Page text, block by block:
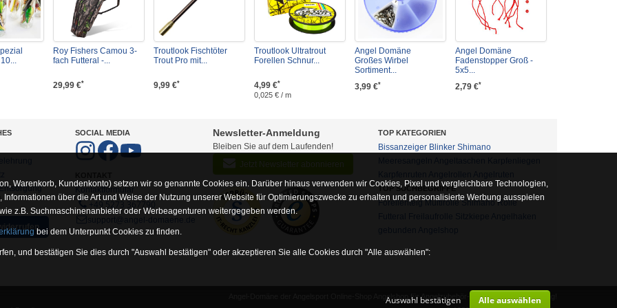
Roy Fishers Camou 3-
fach Futteral -...
29,99 €*
Troutlook Fischtöter
Trout Pro mit...
9,99 €*
Troutlook Ultratrout
Forellen Schnur...
4,99 €*
0,025 € / m
Angel Domäne
Großes Wirbel
Sortiment...
3,99 €*
Angel Domäne
Fadenstopper Groß -
5x5...
2,79 €*
SOCIAL MEDIA
Kontaktformular
Newsletter-Anmeldung
Bleiben Sie auf dem Laufenden!
Jetzt Newsletter abonnieren
TOP KATEGORIEN
Bissanzeiger Blinker Shimano
TOP SUCHBEGRIFFE
Forellenteig Multirolle Shimano Rolle
Angel-Domäne der Angelsport Online-Shop Angelshop für Angelzubehör- und Outdoor-Ausrüstung!
Warenkorb, Kundenkonto) setzen wir so genannte Cookies ein. Darüber hinaus verwenden wir Cookies, Pixel und vergleichbare Technologien,
über die Art und Weise der Nutzung unserer Website für Optimierungszwecke zu erhalten und personalisierte Werbung ausspielen
z.B. Suchmaschinenanbieter oder Werbeagenturen weitergegeben werden.
bei dem Unterpunkt Cookies zu finden.
und bestätigen Sie dies durch "Auswahl bestätigen" oder akzeptieren Sie alle Cookies durch "Alle auswählen":
Auswahl bestätigen Alle auswählen